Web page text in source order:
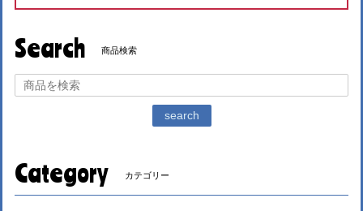
Search 商品検索
search
Category カテゴリー